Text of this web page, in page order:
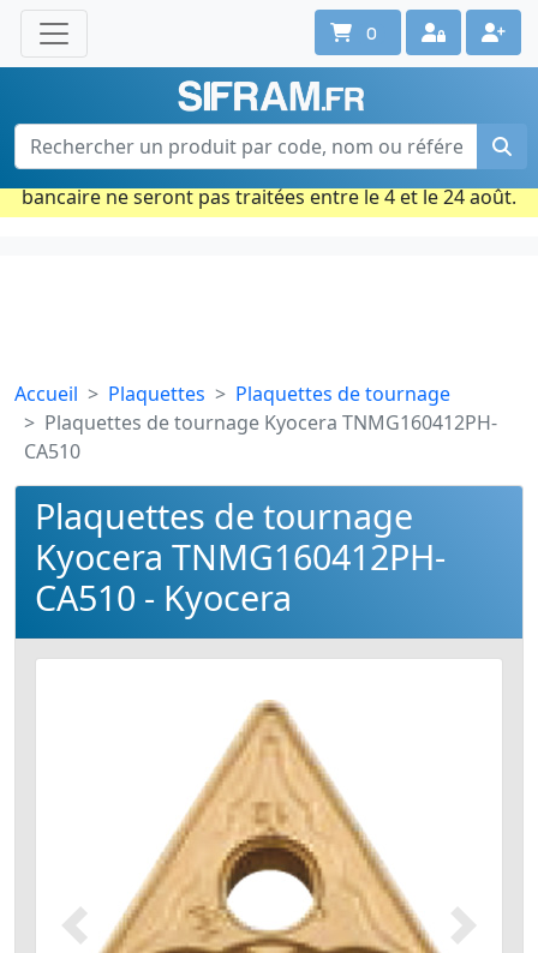
Une question ? Un conseil ?
Contactez-nous au 02 40 92 17 71
Ouvert du lun. au vend. de 08h à 18h
Période estivale : Les commandes prises par carte
bancaire ne seront pas traitées entre le 4 et le 24 août.
0
Accueil Plaquettes
Plaquettes de tournage
Plaquettes de tournage Kyocera TNMG160412PH-
CA510
Plaquettes de tournage
Kyocera TNMG160412PH-
CA510 - Kyocera
Précédent Suivant